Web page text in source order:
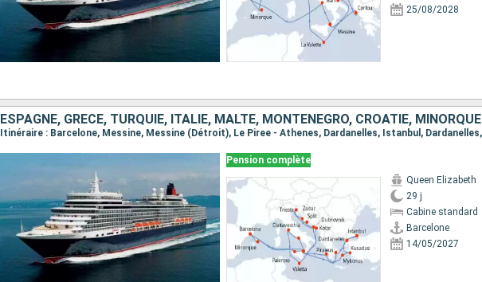
25/08/2028
ESPAGNE, GRÈCE, TURQUIE, ITALIE, MALTE, MONTÉNÉGRO, CROATIE, MINORQUE
Pension complète
Queen Elizabeth
29 j
Cabine standard
Barcelone
14/05/2027